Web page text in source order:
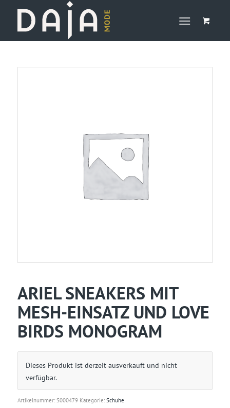
ARIEL SNEAKERS MIT
MESH-EINSATZ UND LOVE
BIRDS MONOGRAM
Dieses Produkt ist derzeit ausverkauft und nicht
verfügbar.
Artikelnummer: S000479 Kategorie: Schuhe